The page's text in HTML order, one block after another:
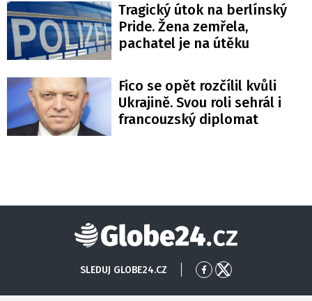
Tragický útok na berlínský
Pride. Žena zemřela,
pachatel je na útěku
Fico se opět rozčílil kvůli
Ukrajině. Svou roli sehrál i
francouzský diplomat
Globe24
SLEDUJ GLOBE24.CZ
PřejítPřejít